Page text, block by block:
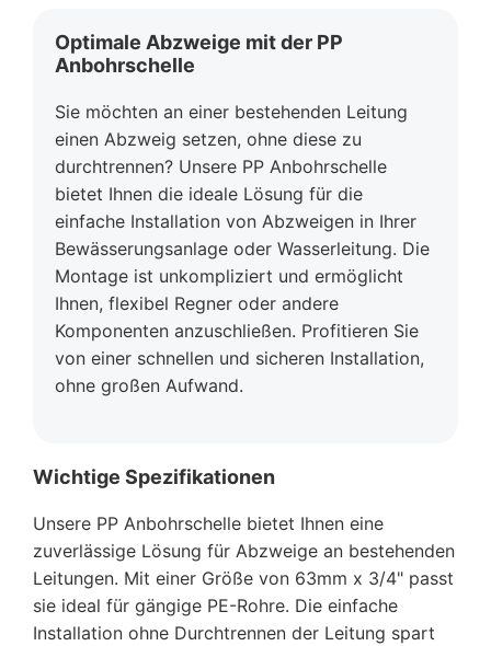
Optimale Abzweige mit der PP
Anbohrschelle
Sie möchten an einer bestehenden Leitung
einen Abzweig setzen, ohne diese zu
durchtrennen? Unsere PP Anbohrschelle
bietet Ihnen die ideale Lösung für die
einfache Installation von Abzweigen in Ihrer
Bewässerungsanlage oder Wasserleitung. Die
Montage ist unkompliziert und ermöglicht
Ihnen, flexibel Regner oder andere
Komponenten anzuschließen. Profitieren Sie
von einer schnellen und sicheren Installation,
ohne großen Aufwand.
Wichtige Spezifikationen
Unsere PP Anbohrschelle bietet Ihnen eine
zuverlässige Lösung für Abzweige an bestehenden
Leitungen. Mit einer Größe von 63mm x 3/4" passt
sie ideal für gängige PE-Rohre. Die einfache
Installation ohne Durchtrennen der Leitung spart